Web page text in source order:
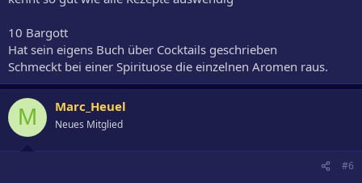
10 Bargott
Hat sein eigens Buch über Cocktails geschrieben
Schmeckt bei einer Spirituose die einzelnen Aromen raus.
M Marc_Heuel
Neues Mitglied
#6